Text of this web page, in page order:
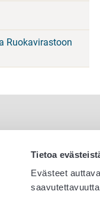
Tietoa
Evästeet
Ruokavirastoon